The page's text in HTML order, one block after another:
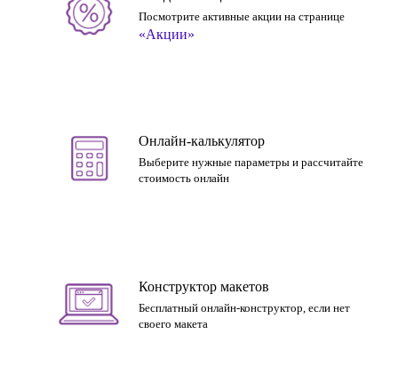
Посмотрите активные акции на странице
«Акции»
Онлайн-калькулятор
Выберите нужные параметры и рассчитайте
стоимость онлайн
Конструктор макетов
Бесплатный онлайн-конструктор, если нет
своего макета